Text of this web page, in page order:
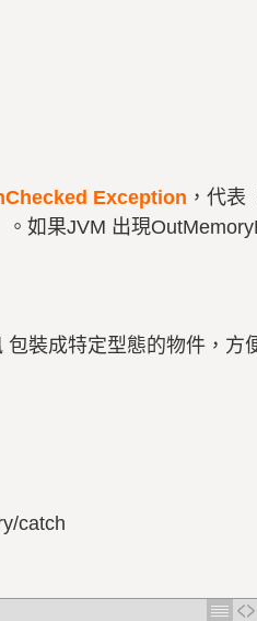
Exception ，代表
如果JVM 出現
裝成特定型態的物件，方
catch